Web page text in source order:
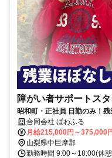
障がい者サポートス
昭和町・正社員 日勤のみ！
クOK♪
合同会社 ぱわふる
月給215,000円～375,000
山梨県中巨摩郡
勤務時間 9:00～18:00(休